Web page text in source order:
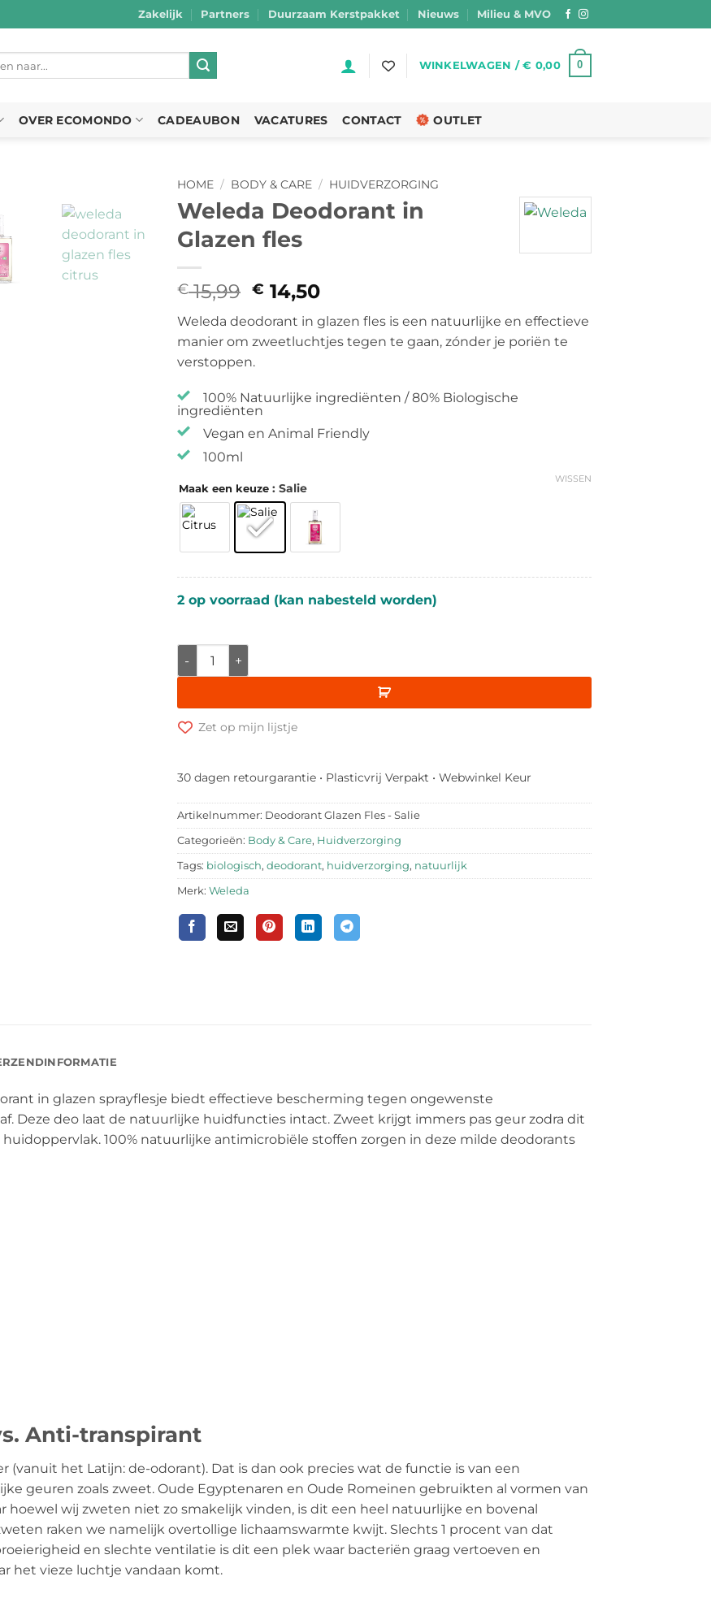
Zakelijk Partners Duurzaam Kerstpakket Nieuws Milieu & MVO
WINKELWAGEN /€ 0,00 0
OVER ECOMONDO CADEAUBON VACATURES CONTACT OUTLET
HOME / BODY & CARE / HUIDVERZORGING
Weleda Deodorant in
Glazen fles
€15,99 Oorspronkelijke
prijs
was:
€ 15,99.
€ 14,50
prijs
is:
€ 14,50.
Weleda deodorant in glazen fles is een natuurlijke en effectieve
manier om zweetluchtjes tegen te gaan, zónder je poriën te
verstoppen.
100% Natuurlijke ingrediënten / 80% Biologische
ingrediënten
Vegan en Animal Friendly
100ml
Maak een keuze : Salie
WISSEN
2 op voorraad (kan nabesteld worden)
Weleda Deodorant in Glazen fles aantal
Zet op mijn lijstje
30 dagen retourgarantie • Plasticvrij Verpakt • Webwinkel Keur
Artikelnummer: Deodorant Glazen Fles - Salie
Categorieën: Body & Care, Huidverzorging
Tags: biologisch, deodorant, huidverzorging, natuurlijk
Merk: Weleda
in glazen sprayflesje biedt effectieve bescherming tegen ongewenste
Deze deo laat de natuurlijke huidfuncties intact. Zweet krijgt immers pas geur zodra dit
100% natuurlijke antimicrobiële stoffen zorgen in deze milde deodorants
Anti-transpirant
het Latijn: de-odorant). Dat is dan ook precies wat de functie is van een
geuren zoals zweet. Oude Egyptenaren en Oude Romeinen gebruikten al vormen van
hoewel wij zweten niet zo smakelijk vinden, is dit een heel natuurlijke en bovenal
raken we namelijk overtollige lichaamswarmte kwijt. Slechts 1 procent van dat
en slechte ventilatie is dit een plek waar bacteriën graag vertoeven en
het vieze luchtje vandaan komt.